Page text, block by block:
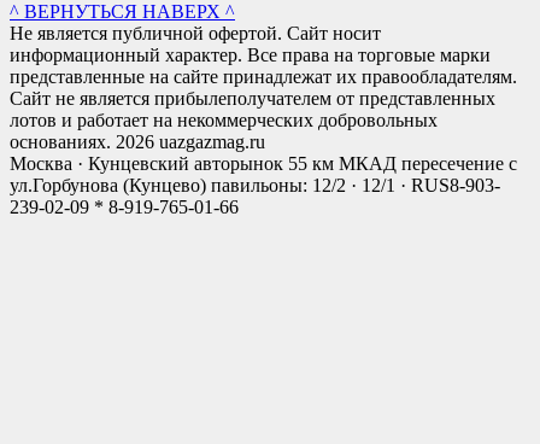
^ ВЕРНУТЬСЯ НАВЕРХ ^
Не является публичной офертой. Сайт носит
информационный характер. Все права на торговые марки
представленные на сайте принадлежат их правообладателям.
Сайт не является прибылеполучателем от представленных
лотов и работает на некоммерческих добровольных
основаниях. 2026 uazgazmag.ru
Москва · Кунцевский авторынок 55 км МКАД пересечение с
ул.Горбунова (Кунцево) павильоны: 12/2 · 12/1 · RUS8-903-
239-02-09 * 8-919-765-01-66